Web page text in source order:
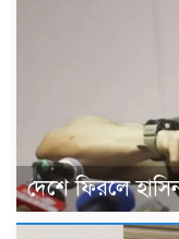
দেশে ফিরলে